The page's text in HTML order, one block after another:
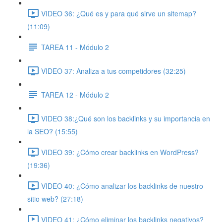
VIDEO 36: ¿Qué es y para qué sirve un sitemap?
(11:09)
TAREA 11 - Módulo 2
VIDEO 37: Analiza a tus competidores (32:25)
TAREA 12 - Módulo 2
VIDEO 38:¿Qué son los backlinks y su importancia en
la SEO? (15:55)
VIDEO 39: ¿Cómo crear backlinks en WordPress?
(19:36)
VIDEO 40: ¿Cómo analizar los backlinks de nuestro
sitio web? (27:18)
VIDEO 41: ¿Cómo eliminar los backlinks negativos?